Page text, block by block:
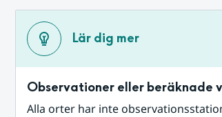
Lär dig mer
Observationer eller beräknade
Alla orter har inte